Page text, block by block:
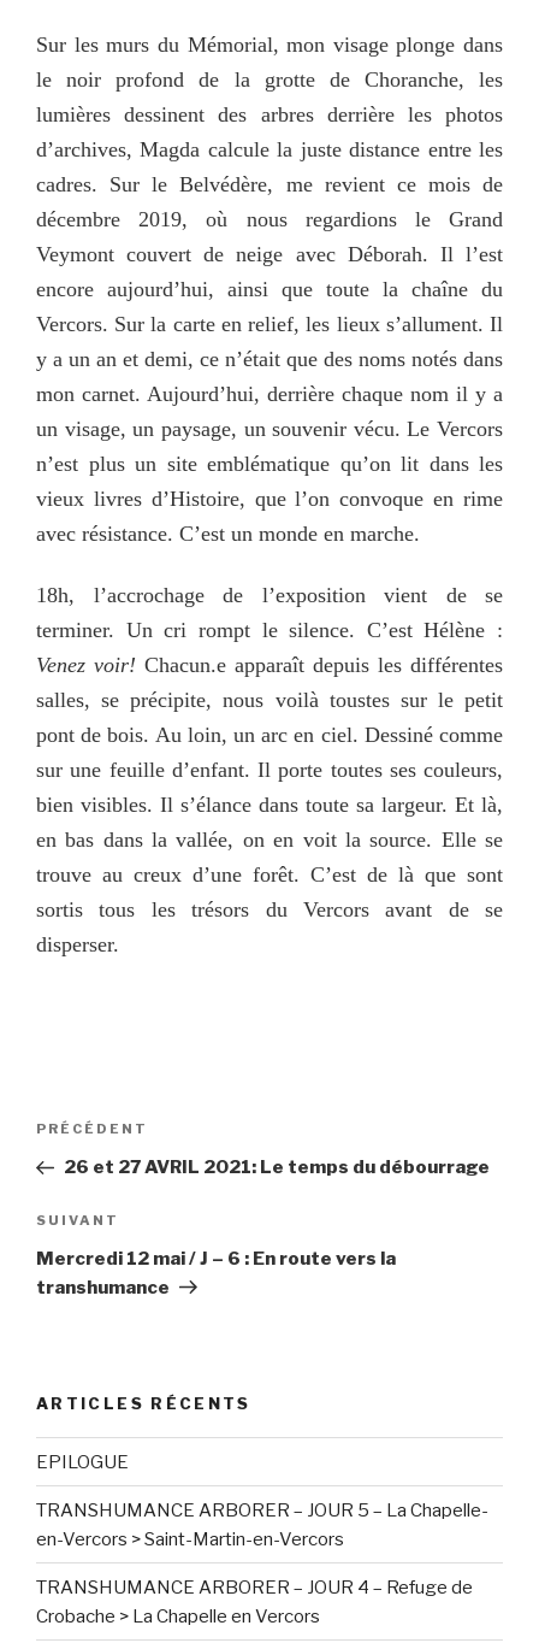
Sur les murs du Mémorial, mon visage plonge dans
le noir profond de la grotte de Choranche, les
lumières dessinent des arbres derrière les photos
d’archives, Magda calcule la juste distance entre les
cadres. Sur le Belvédère, me revient ce mois de
décembre 2019, où nous regardions le Grand
Veymont couvert de neige avec Déborah. Il l’est
encore aujourd’hui, ainsi que toute la chaîne du
Vercors. Sur la carte en relief, les lieux s’allument. Il
y a un an et demi, ce n’était que des noms notés dans
mon carnet. Aujourd’hui, derrière chaque nom il y a
un visage, un paysage, un souvenir vécu. Le Vercors
n’est plus un site emblématique qu’on lit dans les
vieux livres d’Histoire, que l’on convoque en rime
avec résistance. C’est un monde en marche.
18h, l’accrochage de l’exposition vient de se
terminer. Un cri rompt le silence. C’est Hélène :
Venez voir! Chacun.e apparaît depuis les différentes
salles, se précipite, nous voilà toustes sur le petit
pont de bois. Au loin, un arc en ciel. Dessiné comme
sur une feuille d’enfant. Il porte toutes ses couleurs,
bien visibles. Il s’élance dans toute sa largeur. Et là,
en bas dans la vallée, on en voit la source. Elle se
trouve au creux d’une forêt. C’est de là que sont
sortis tous les trésors du Vercors avant de se
disperser.
Navigation
l’article
Article
précédent
PRÉCÉDENT
26 et 27 AVRIL 2021: Le temps du débourrage
Article
suivant
SUIVANT
Mercredi 12 mai / J – 6 : En route vers la
transhumance
ARTICLES RÉCENTS
EPILOGUE
TRANSHUMANCE ARBORER – JOUR 5 – La Chapelle-
en-Vercors > Saint-Martin-en-Vercors
TRANSHUMANCE ARBORER – JOUR 4 – Refuge de
Crobache > La Chapelle en Vercors